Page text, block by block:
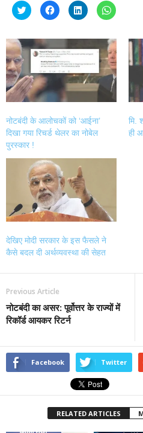
Click
to
share
Twitter
(Opens
in
new
window)
Click
to
share
Facebook
in
new
window)
Click
to
share
LinkedIn
(Opens
in
window)
Click
to
(Opens
in
new
window)
नोटबंदी के आलोचकों को ‘आईना’
दिखा गया रिचर्ड थेलर का नोबेल
पुरस्कार !
मि.
ही
देखिए मोदी सरकार के इस फैसले ने
कैसे बदल दी अर्थव्यवस्था की सेहत
Previous Article
नोटबंदी का असर: पूर्वोत्तर के राज्यों में
रिकॉर्ड आयकर रिटर्न
Facebook Twitter
RELATED ARTICLES